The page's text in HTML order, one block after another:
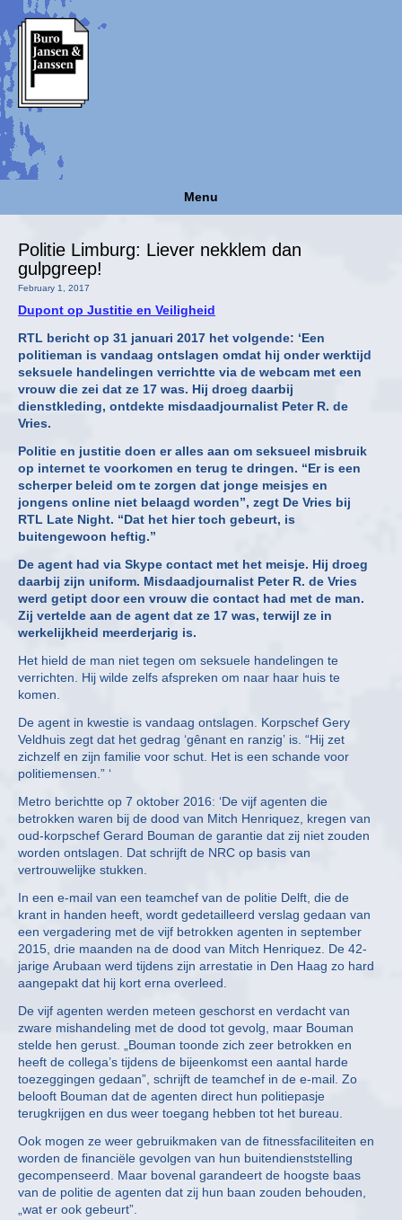
Menu
Politie Limburg: Liever nekklem dan
gulpgreep!
February 1, 2017
Dupont op Justitie en Veiligheid
RTL bericht op 31 januari 2017 het volgende: ‘Een
politieman is vandaag ontslagen omdat hij onder werktijd
seksuele handelingen verrichtte via de webcam met een
vrouw die zei dat ze 17 was. Hij droeg daarbij
dienstkleding, ontdekte misdaadjournalist Peter R. de
Vries.
Politie en justitie doen er alles aan om seksueel misbruik
op internet te voorkomen en terug te dringen. “Er is een
scherper beleid om te zorgen dat jonge meisjes en
jongens online niet belaagd worden”, zegt De Vries bij
RTL Late Night. “Dat het hier toch gebeurt, is
buitengewoon heftig.”
De agent had via Skype contact met het meisje. Hij droeg
daarbij zijn uniform. Misdaadjournalist Peter R. de Vries
werd getipt door een vrouw die contact had met de man.
Zij vertelde aan de agent dat ze 17 was, terwijl ze in
werkelijkheid meerderjarig is.
Het hield de man niet tegen om seksuele handelingen te
verrichten. Hij wilde zelfs afspreken om naar haar huis te
komen.
De agent in kwestie is vandaag ontslagen. Korpschef Gery
Veldhuis zegt dat het gedrag ‘gênant en ranzig’ is. “Hij zet
zichzelf en zijn familie voor schut. Het is een schande voor
politiemensen.” ‘
Metro berichtte op 7 oktober 2016: ‘De vijf agenten die
betrokken waren bij de dood van Mitch Henriquez, kregen van
oud-korpschef Gerard Bouman de garantie dat zij niet zouden
worden ontslagen. Dat schrijft de NRC op basis van
vertrouwelijke stukken.
In een e-mail van een teamchef van de politie Delft, die de
krant in handen heeft, wordt gedetailleerd verslag gedaan van
een vergadering met de vijf betrokken agenten in september
2015, drie maanden na de dood van Mitch Henriquez. De 42-
jarige Arubaan werd tijdens zijn arrestatie in Den Haag zo hard
aangepakt dat hij kort erna overleed.
De vijf agenten werden meteen geschorst en verdacht van
zware mishandeling met de dood tot gevolg, maar Bouman
stelde hen gerust. „Bouman toonde zich zeer betrokken en
heeft de collega’s tijdens de bijeenkomst een aantal harde
toezeggingen gedaan”, schrijft de teamchef in de e-mail. Zo
belooft Bouman dat de agenten direct hun politiepasje
terugkrijgen en dus weer toegang hebben tot het bureau.
Ook mogen ze weer gebruikmaken van de fitnessfaciliteiten en
worden de financiële gevolgen van hun buitendienststelling
gecompenseerd. Maar bovenal garandeert de hoogste baas
van de politie de agenten dat zij hun baan zouden behouden,
„wat er ook gebeurt”.